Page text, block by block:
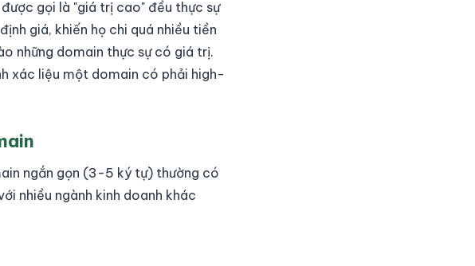
gọi là "giá trị cao" đều thực sự
giá, khiến họ chi quá nhiều tiền
những domain thực sự có giá trị.
xác liệu một domain có phải high-
ngắn gọn (3-5 ký tự) thường có
nhiều ngành kinh doanh khác